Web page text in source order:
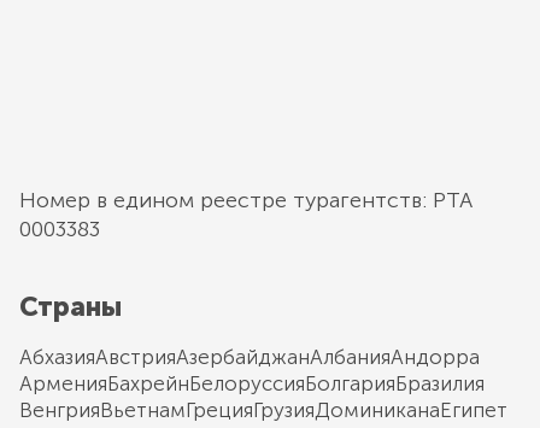
Номер в едином реестре турагентств: РТА
0003383
Страны
АбхазияАвстрияАзербайджанАлбанияАндорра
АрменияБахрейнБелоруссияБолгарияБразилия
ВенгрияВьетнамГрецияГрузияДоминиканаЕгипет